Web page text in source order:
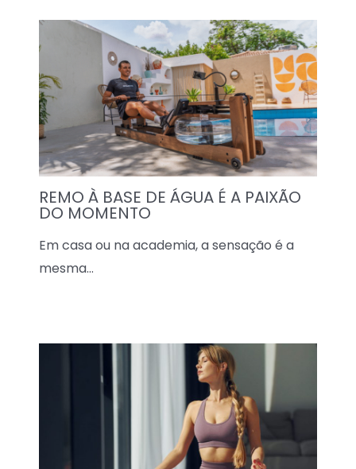
REMO À BASE DE ÁGUA É A PAIXÃO
DO MOMENTO
Em casa ou na academia, a sensação é a
mesma…